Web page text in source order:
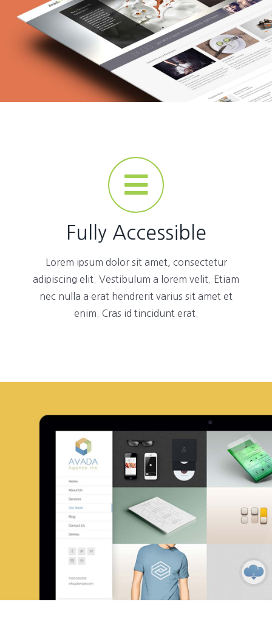
Fully Accessible
Lorem ipsum dolor sit amet, consectetur
adipiscing elit. Vestibulum a lorem velit. Etiam
nec nulla a erat hendrerit varius sit amet et
enim. Cras id tincidunt erat.